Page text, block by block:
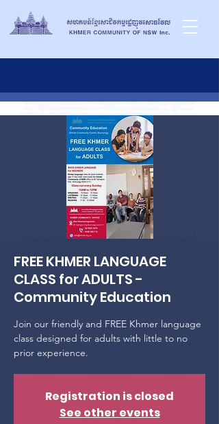
FREE KHMER LANGUAGE
CLASS for ADULTS -
Community Education
Join our friendly and FREE Khmer language
class designed for adults with little to no
prior experience.
Registration is closed
See other events